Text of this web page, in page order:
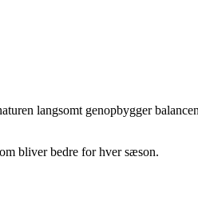
langsomt genopbygger
bliver bedre for hver sæson.